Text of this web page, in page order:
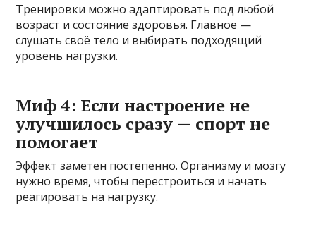
Тренировки можно адаптировать под любой
возраст и состояние здоровья. Главное —
слушать своё тело и выбирать подходящий
уровень нагрузки.
Миф 4: Если настроение не
улучшилось сразу — спорт не
помогает
Эффект заметен постепенно. Организму и мозгу
нужно время, чтобы перестроиться и начать
реагировать на нагрузку.